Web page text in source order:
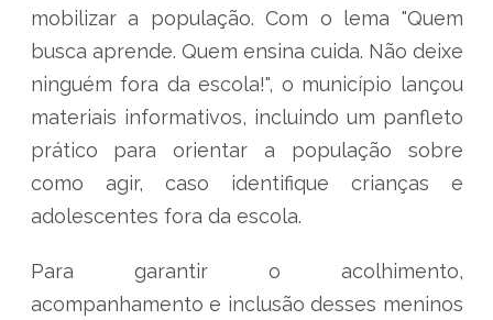
mobilizar a população. Com o lema "Quem
busca aprende. Quem ensina cuida. Não deixe
ninguém fora da escola!", o município lançou
materiais informativos, incluindo um panfleto
prático para orientar a população sobre
como agir, caso identifique crianças e
adolescentes fora da escola.
Para garantir o acolhimento,
acompanhamento e inclusão desses meninos